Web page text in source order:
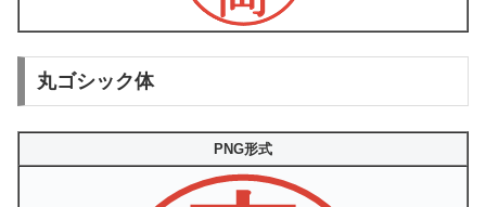
丸ゴシック体
PNG形式